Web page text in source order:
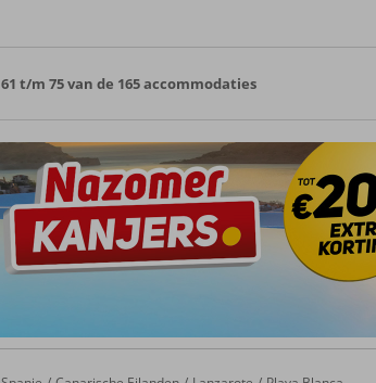
61 t/m 75 van de 165 accommodaties